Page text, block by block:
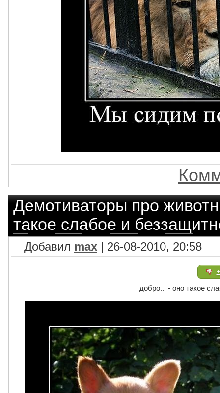
Демотиваторы про
такое слабое и
Добавил max | 26-08-2010, 20:58
добро... - оно такое